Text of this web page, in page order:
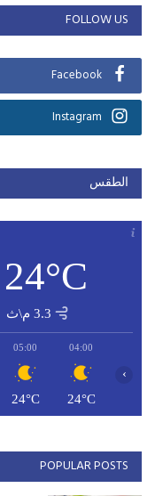
FOLLOW US
Facebook
Instagram
الطقس
24°C
3.3 م\ث
04:00
24°C
05:00
24°C
›
POPULAR POSTS